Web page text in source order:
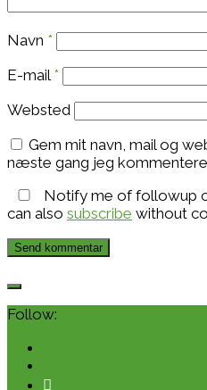
Navn *
E-mail *
Websted
Gem mit navn, mail og
næste gang jeg
Notify me of followup
can also subscribe without
Follow: